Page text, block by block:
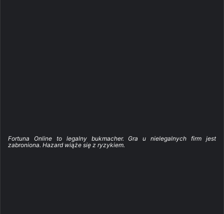
Fortuna Online to legalny bukmacher. Gra u nielegalnych firm jest
zabroniona. Hazard wiąże się z ryzykiem.